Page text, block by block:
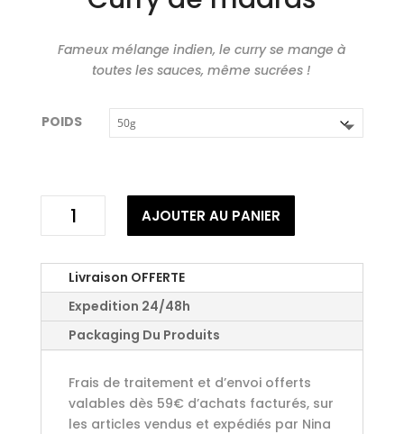
Fameux mélange indien, le curry se mange à
toutes les sauces, même sucrées !
POIDS
quantité
de
madras
AJOUTER AU PANIER
Livraison OFFERTE
Expedition 24/48h
Packaging Du Produits
Frais de traitement et d’envoi offerts
valables dès 59€ d’achats facturés, sur
les articles vendus et expédiés par Nina